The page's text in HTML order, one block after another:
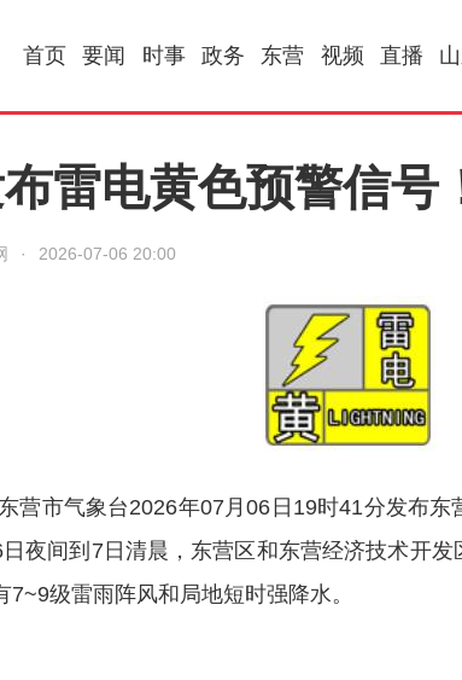
首页 要闻 时事 政务 东营 视频 直播
雷电黄色预警信号
· 2026-07-06 20:00
营市气象台2026年07月06日19时41分发布东
日夜间到7日清晨，东营区和东营经济技术开发
7~9级雷雨阵风和局地短时强降水。